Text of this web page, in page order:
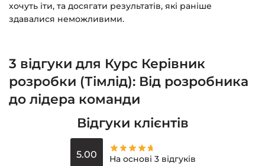
хочуть іти, та досягати результатів, які раніше
здавалися неможливими.
3 відгуки для Курс Керівник
розробки (Тімлід): Від розробника
до лідера команди
Відгуки клієнтів
5.00 На основі 3 відгуків